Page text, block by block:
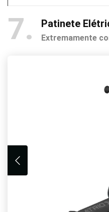
7 Patinete
Extremamente